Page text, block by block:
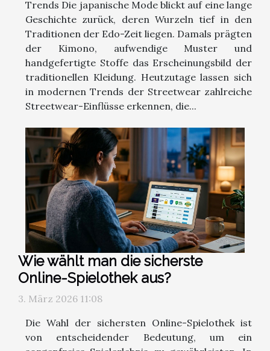
Trends Die japanische Mode blickt auf eine lange
Geschichte zurück, deren Wurzeln tief in den
Traditionen der Edo-Zeit liegen. Damals prägten
der Kimono, aufwendige Muster und
handgefertigte Stoffe das Erscheinungsbild der
traditionellen Kleidung. Heutzutage lassen sich
in modernen Trends der Streetwear zahlreiche
Streetwear-Einflüsse erkennen, die...
Wie wählt man die sicherste
Online-Spielothek aus?
3. März 2026 11:08
Die Wahl der sichersten Online-Spielothek ist
von entscheidender Bedeutung, um ein